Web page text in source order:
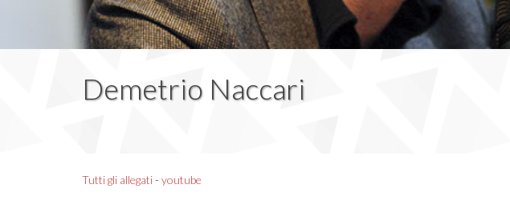
Demetrio Naccari
Tutti gli allegati- youtube